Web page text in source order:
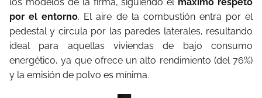
por el entorno. El aire de la combustión entra por el
pedestal y circula por las paredes laterales, resultando
ideal para aquellas viviendas de bajo consumo
energético, ya que ofrece un alto rendimiento (del 76%)
y la emisión de polvo es mínima.